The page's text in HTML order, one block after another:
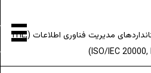
مشاور و مدرس چارچوبها و استانداردهای مدیریت فناوری اطلاعات (ITIL,
ISO/IEC 20000,